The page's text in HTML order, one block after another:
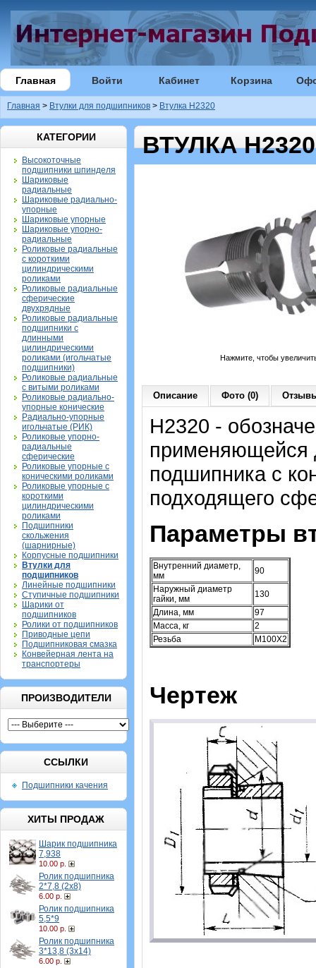
Главная Войти Кабинет Корзина
Главная > Втулки для подшипников > Втулка H2320
КАТЕГОРИИ
Высокоточные
подшипники шпинделя
Шариковые
радиальные
Шариковые радиально-
упорные
Шариковые упорные
Шариковые упорно-
радиальные
Роликовые радиальные
с короткими
цилиндрическими
роликами
Роликовые радиальные
сферические
двухрядные
Роликовые радиальные
подшипники с
длинными
цилиндрическими
роликами (игольчатые
подшипники)
Роликовые радиальные
с витыми роликами
Роликовые радиально-
упорные конические
Радиально-упорные
игольчатые (РИК)
Роликовые упорно-
радиальные
сферические
Роликовые упорные с
коническими роликами
Роликовые упорные с
короткими
цилиндрическими
роликами
Подшипники
скольжения
(шарнирные)
Корпусные подшипники
Втулки для
подшипников
Линейные подшипники
Ступичные подшипники
Шарики от
подшипников
Ролики от подшипников
Приводные цепи
Подшипниковая смазка
Конвейерная лента на
транспортеры
ПРОИЗВОДИТЕЛИ
ССЫЛКИ
Подшипники качения
ХИТЫ ПРОДАЖ
Шарик подшипника
7,938
10.00 р.
Ролик подшипника
2*7,8 (2х8)
6.00 р.
Ролик подшипника
5,5*9
10.00 р.
Ролик подшипника
3*13,8 (3х14)
6.00 р.
ВТУЛКА H2320
Нажмите, чтобы
Описание Фото (0)
H2320 -
применяющейся
подшипника с
подходящего
Параметры
Внутренний диаметр,
мм
90
Наружный диаметр
гайки, мм
130
Длина, мм
97
Масса, кг
2
Резьба
M100X2
Чертеж